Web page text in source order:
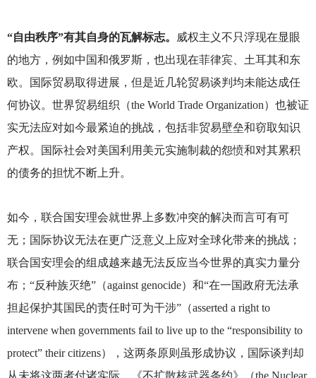
“自由秩序”有其自身的瓦解标志。
威权主义不只浮现在显眼
的地方，例如中国和俄罗斯，也出现在菲律宾、土耳其和东
欧。国际贸易取得进展，但是近几轮贸易谈判均未能达成任
何协议。世界贸易组织（the World Trade Organization）也被证
实无法应对如今最紧迫的挑战，包括非贸易壁垒和窃取知识
产权。国际社会对美国利用美元实施制裁的怨愤和对其累积
的债务的担忧不断上升。
如今，联合国安理会就世界上多数冲突的解决而言可有可
无；国际协议无法在更广泛意义上应对全球化带来的挑战；
联合国安理会的组成越来越无法反应当今世界的真实力量分
布；“反种族灭绝”（against genocide）和“在一国政府无法承
担起保护其国民的责任时可为干涉”（asserted a right to
intervene when governments fail to live up to the “responsibility to
protect” their citizens），这两条原则虽形成协议，国际谈判却